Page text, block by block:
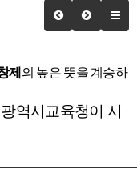
제 의 높은 뜻을 계승하
역시교육청이 시